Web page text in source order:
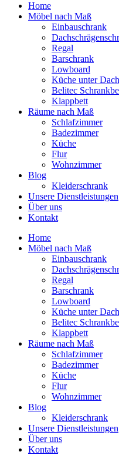
Home
Möbel nach Maß
Einbauschrank
Regal
Barschrank
Lowboard
Küche unter
Belitec
Klappbett
Räume nach Maß
Schlafzimmer
Badezimmer
Küche
Flur
Wohnzimmer
Blog
Kleiderschrank
Unsere Dienstleistungen
Über uns
Kontakt
Home
Möbel nach Maß
Einbauschrank
Regal
Barschrank
Lowboard
Küche unter
Belitec
Klappbett
Räume nach Maß
Schlafzimmer
Badezimmer
Küche
Flur
Wohnzimmer
Blog
Kleiderschrank
Unsere Dienstleistungen
Über uns
Kontakt